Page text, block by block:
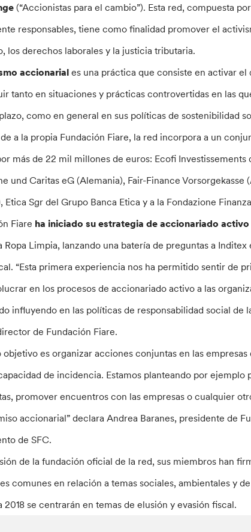
(“Accionistas para el cambio”). Esta red, compuesta
responsables, tiene como finalidad promover el
los derechos laborales y la justicia tributaria.
accionariales una práctica que consiste en activar
tanto en situaciones y prácticas controvertidas en las
como en general en sus políticas de sostenibilidad
a la propia Fundación Fiare, la red incorpora a un
más de 22 mil millones de euros: Ecofi
und Caritas eG (Alemania), Fair-Finance
Etica Sgr del Grupo Banca Etica y a la Fondazione
Fiare ha iniciado su estrategia de accionariado activo
Ropa Limpia, lanzando una batería de preguntas a
“Esta primera experiencia nos ha permitido sentir de
en los procesos de accionariado activo a las
influyendo en las políticas de responsabilidad social de
de Fundación Fiare.
objetivo es organizar acciones conjuntas en las
de incidencia. Estamos planteando por ejemplo
promover encuentros con las empresas o cualquier
accionarial” declara Andrea Baranes, presidente de
de SFC.
de la fundación oficial de la red, sus miembros han
comunes en relación a temas sociales, ambientales y
2018 se centrarán en temas de elusión y evasión fiscal.